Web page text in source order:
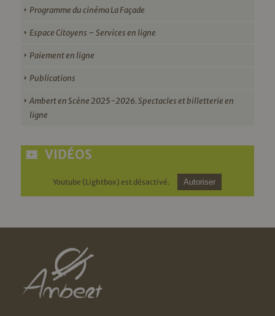
Programme du cinéma La Façade
Espace Citoyens – Services en ligne
Paiement en ligne
Publications
Ambert en Scène 2025-2026. Spectacles et billetterie en
ligne
VIDÉOS
Youtube (Lightbox) est désactivé. Autoriser